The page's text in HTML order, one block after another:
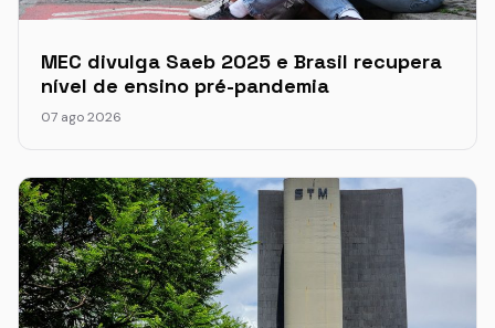
MEC divulga Saeb 2025 e Brasil recupera
nível de ensino pré-pandemia
07 ago 2026